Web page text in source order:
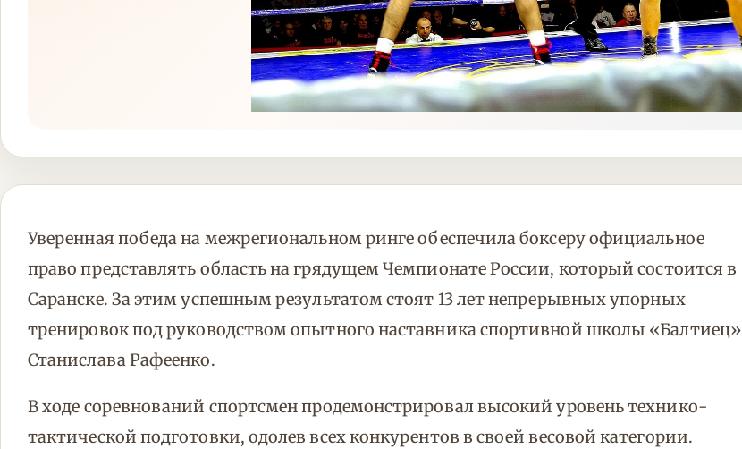
Уверенная победа на межрегиональном ринге обеспечила боксеру официальное
право представлять область на грядущем Чемпионате России, который состоится в
Саранске. За этим успешным результатом стоят 13 лет непрерывных упорных
тренировок под руководством опытного наставника спортивной школы «Балтиец»
Станислава Рафеенко.
В ходе соревнований спортсмен продемонстрировал высокий уровень технико-
тактической подготовки, одолев всех конкурентов в своей весовой категории.